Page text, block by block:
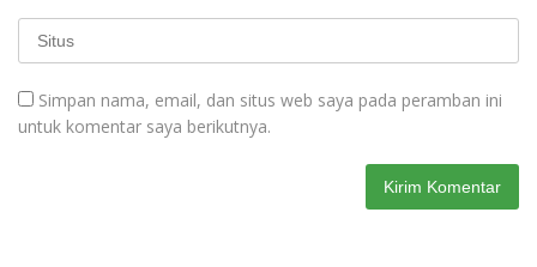
Simpan nama, email, dan situs web saya pada peramban ini
untuk komentar saya berikutnya.